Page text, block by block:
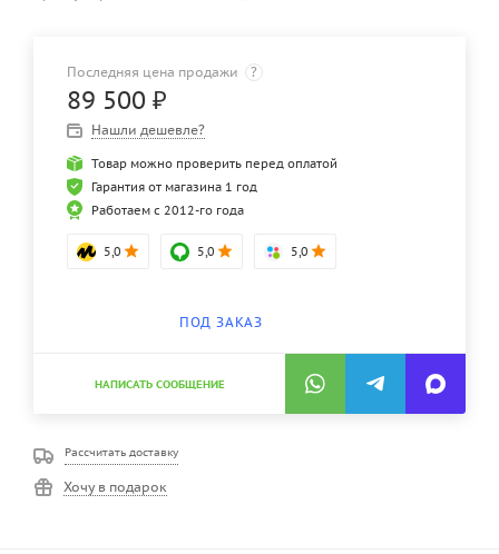
Последняя цена продажи ?
89 500 ₽
Нашли дешевле?
Товар можно проверить перед оплатой
Гарантия от магазина 1 год
Работаем с 2012-го года
5,0 5,0 5,0
ПОД ЗАКАЗ
НАПИСАТЬ СООБЩЕНИЕ
Рассчитать доставку
Хочу в подарок